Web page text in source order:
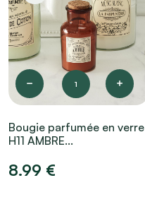
1
Bougie parfumée en verre
H11 AMBRE...
8.99 €